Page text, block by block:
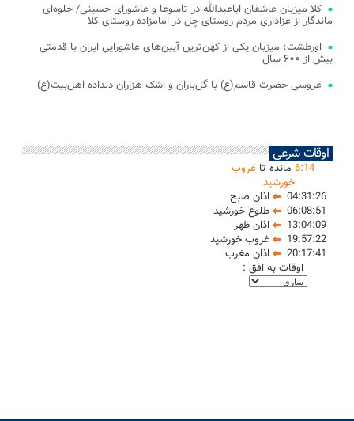
کلا میزبان عاشقان اباعبدالله در تاسوعا و عاشورای حسینی/ جلوه‌ای
ماندگار از عزاداری مردم روستای چل در امامزاده روستای کلا
اورطشت؛ میزبان یکی از کهن‌ترین آیین‌های عاشورایی ایران با قدمتی
بیش از ۶۰۰ سال
عروسی حضرت قاسم(ع) با گل‌باران و اشک هزاران دلداده اهل‌بیت(ع)
اوقات شرعی
6:14 مانده تاغروب
خورشید
04:31:26
اذان صبح
06:08:51
طلوع خورشید
13:04:09
اذان ظهر
19:57:22
غروب خورشید
20:17:41
اذان مغرب
اوقات به افق :